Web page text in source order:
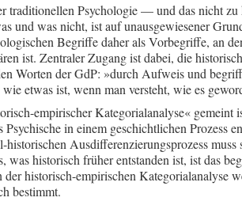
Psychologie — und das nicht zu
und was nicht, ist auf unausgewiesener
Begriffe daher als Vorbegriffe, an
ist. Zentraler Zugang ist dabei, die
Worten der GdP: »durch Aufweis und
etwas ist, wenn man versteht, wie es
empirischer Kategorialanalyse« gemeint
in einem geschichtlichen Prozess
historischen Ausdifferenzierungsprozess
was historisch früher entstanden ist, ist das
der historisch-empirischen Kategorialanalyse
bestimmt.